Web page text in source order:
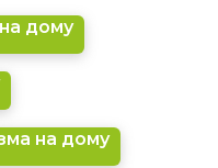
дому
на дому